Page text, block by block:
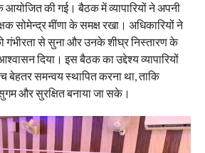
की गई। बैठक में व्यापारियों ने अपनी
सोमेन्द्र मींणा के समक्ष रखा। अधिकारियों ने
गंभीरता से सुना और उनके शीघ्र निस्तारण के
दिया। इस बैठक का उद्देश्य व्यापारियों
समन्वय स्थापित करना था, ताकि
सुगम और सुरक्षित बनाया जा सके।